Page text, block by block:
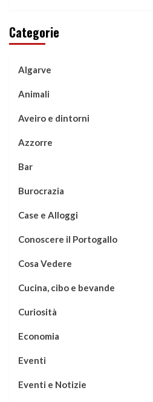
Categorie
Algarve
Animali
Aveiro e dintorni
Azzorre
Bar
Burocrazia
Case e Alloggi
Conoscere il Portogallo
Cosa Vedere
Cucina, cibo e bevande
Curiosità
Economia
Eventi
Eventi e Notizie